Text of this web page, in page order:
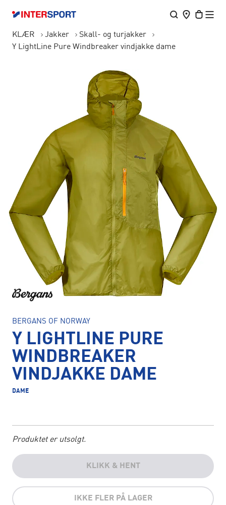
KLÆR Jakker
Skall- og turjakker
Y LightLine Pure Windbreaker vindjakke dame
BERGANS OF NORWAY
Y LIGHTLINE PURE
WINDBREAKER
VINDJAKKE DAME
DAME
Produktet er utsolgt.
KLIKK & HENT
IKKE FLER PÅ LAGER